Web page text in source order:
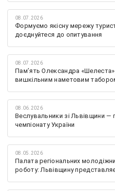
08.07.2026
Формуємо якісну мережу
доєднуйтеся до опитування
08.07.2026
Памʼять Олександра
вишкільним наметовим
08.06.2026
Веслувальники зі Львівщини —
чемпіонату України
08.05.2026
Палата регіональних
роботу: Львівщину